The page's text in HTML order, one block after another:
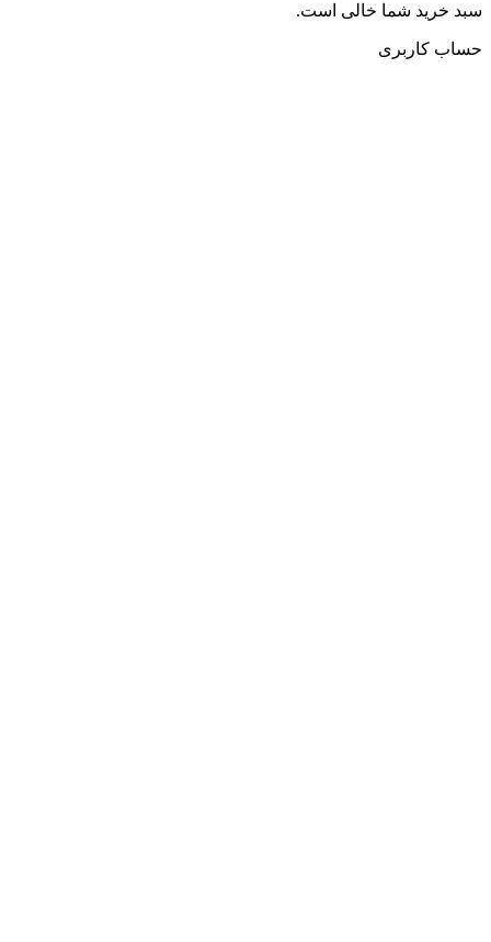
سبد خرید شما خالی است.
حساب کاربری